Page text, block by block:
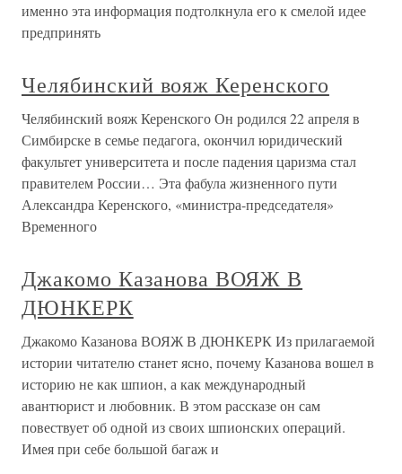
именно эта информация подтолкнула его к смелой идее
предпринять
Челябинский вояж Керенского
Челябинский вояж Керенского Он родился 22 апреля в
Симбирске в семье педагога, окончил юридический
факультет университета и после падения царизма стал
правителем России… Эта фабула жизненного пути
Александра Керенского, «министра-председателя»
Временного
Джакомо Казанова ВОЯЖ В
ДЮНКЕРК
Джакомо Казанова ВОЯЖ В ДЮНКЕРК Из прилагаемой
истории читателю станет ясно, почему Казанова вошел в
историю не как шпион, а как международный
авантюрист и любовник. В этом рассказе он сам
повествует об одной из своих шпионских операций.
Имея при себе большой багаж и